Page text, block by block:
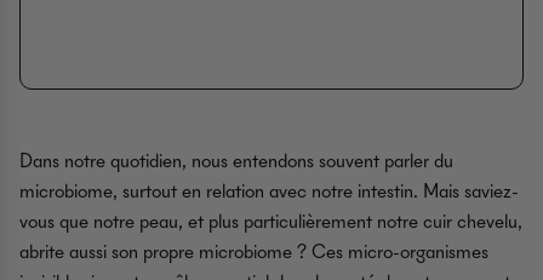
Dans notre quotidien, nous entendons souvent parler du
microbiome, surtout en relation avec notre intestin. Mais saviez-
vous que notre peau, et plus particulièrement notre cuir chevelu,
abrite aussi son propre microbiome ? Ces micro-organismes